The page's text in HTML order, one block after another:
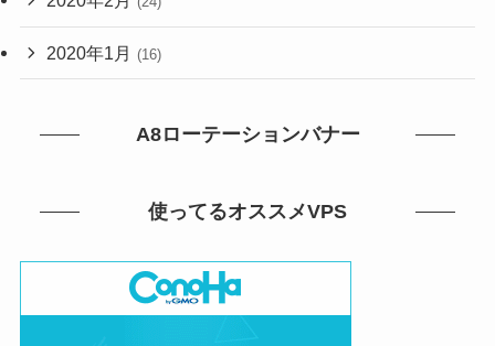
2020年1月 (16)
A8ローテーションバナー
使ってるオススメVPS